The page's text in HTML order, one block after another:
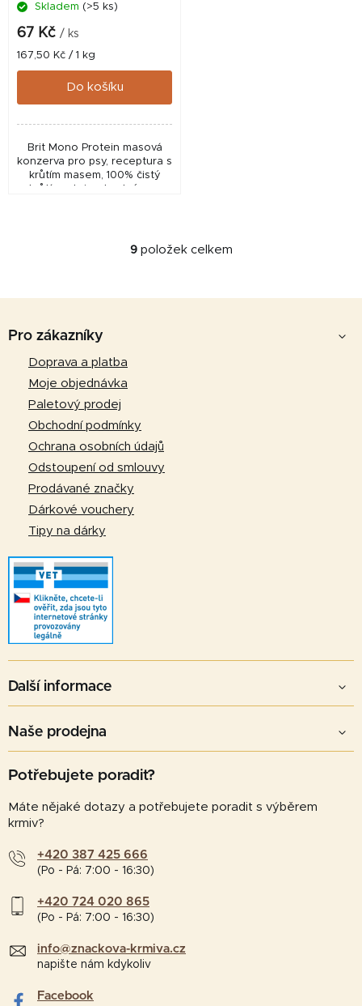
Skladem (>5 ks)
67 Kč / ks
Měrná
cena:
167,50 Kč / 1 kg
Do košíku
Brit Mono Protein masová
konzerva pro psy, receptura s
krůtím masem, 100% čistý
krůtí protein, vhodné pro
O
9položek celkem
Pro zákazníky
Doprava a platba
Moje objednávka
Paletový prodej
Obchodní podmínky
Ochrana osobních údajů
Odstoupení od smlouvy
Prodávané značky
Dárkové vouchery
Tipy na dárky
Další informace
Naše prodejna
Potřebujete poradit?
Máte nějaké dotazy a potřebujete poradit s výběrem
krmiv?
+420 387 425 666
(Po - Pá: 7:00 - 16:30)
+420 724 020 865
(Po - Pá: 7:00 - 16:30)
info@znackova-krmiva.cz
napište nám kdykoliv
Facebook